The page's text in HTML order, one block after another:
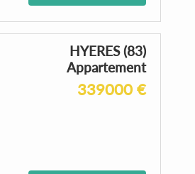
HYERES (83)
Appartement
339000 €